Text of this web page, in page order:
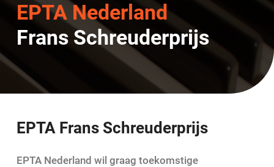
EPTA Nederland
Frans Schreuderprijs
EPTA Frans Schreuderprijs
EPTA Nederland wil graag toekomstige